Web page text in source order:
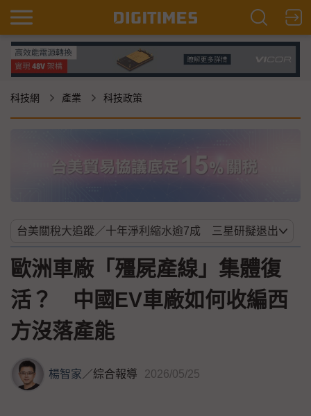
科技網 產業 科技政策
歐洲車廠「殭屍產線」集體復
活？ 中國EV車廠如何收編西
方沒落產能
楊智家 ／綜合報導 2026/05/25